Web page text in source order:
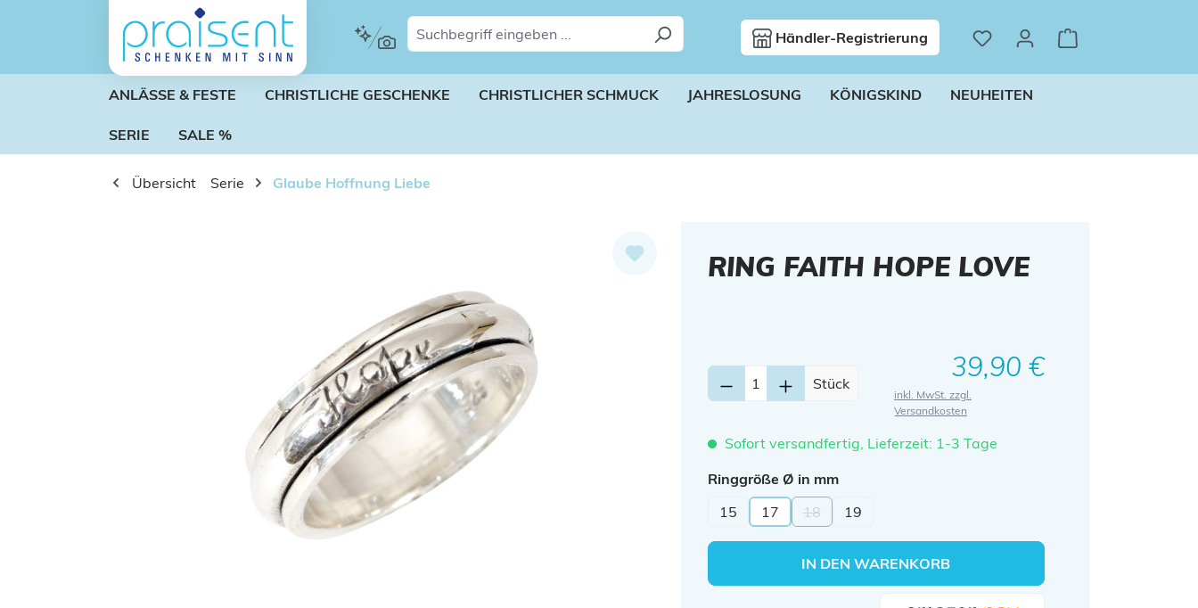
Hauptinhalt springen
Zur Suche springen
Zur Hauptnavigation springen
Händler-Registrierung
ANLÄSSE & FESTE CHRISTLICHE GESCHENKE CHRISTLICHER SCHMUCK JAHRESLOSUNG KÖNIGSKIND NEUHEITEN
SERIE SALE %
Übersicht Serie Glaube Hoffnung Liebe
RING FAITH HOPE LOVE
Stück
Regulärer Preis:
39,90 €
inkl. MwSt. zzgl.
Versandkosten
Sofort versandfertig, Lieferzeit: 1-3 Tage
Ringgröße Ø in mmauswählen
15
17 18
(Diese Option ist zurzeit nicht verfügbar.)
19
IN DEN WARENKORB